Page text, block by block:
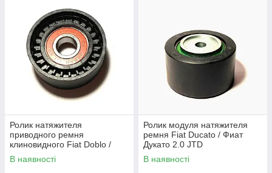
Ролик натяжителя
приводного ремня
клиновидного Fiat Doblo /
Фиат Добло 1.3 MJET
В наявності
Ролик модуля натяжителя
ремня Fiat Ducato / Фиат
Дукато 2.0 JTD
В наявності